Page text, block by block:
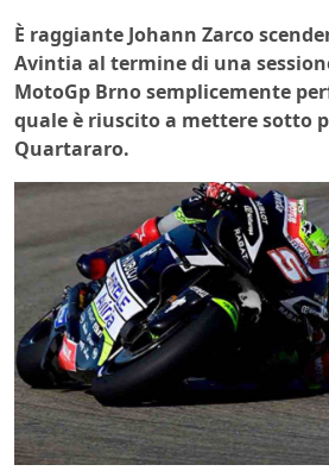
È raggiante Johann Zarco
Avintia al termine di una
MotoGp Brno semplicemente
quale è riuscito a mettere sotto
Quartararo.